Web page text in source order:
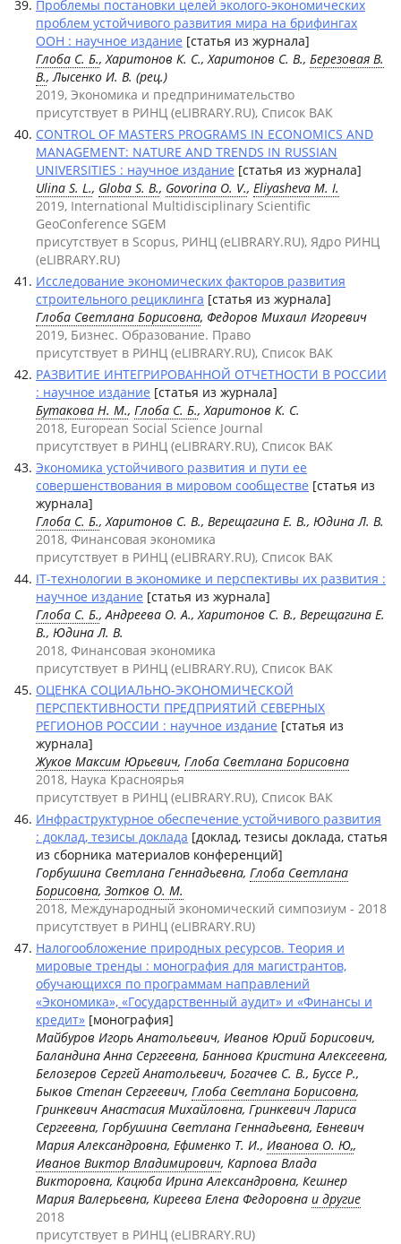
Проблемы постановки целей эколого-экономических
проблем устойчивого развития мира на брифингах
ООН : научное издание [статья из журнала]
Глоба С. Б., Харитонов К. С., Харитонов С. В., Березовая В.
В., Лысенко И. В. (рец.)
2019, Экономика и предпринимательство
присутствует в РИНЦ (eLIBRARY.RU), Список ВАК
CONTROL OF MASTERS PROGRAMS IN ECONOMICS AND
MANAGEMENT: NATURE AND TRENDS IN RUSSIAN
UNIVERSITIES : научное издание [статья из журнала]
Ulina S. L., Globa S. B., Govorina O. V., Eliyasheva M. I.
2019, International Multidisciplinary Scientific
GeoConference SGEM
присутствует в Scopus, РИНЦ (eLIBRARY.RU), Ядро РИНЦ
(eLIBRARY.RU)
Исследование экономических факторов развития
строительного рециклинга [статья из журнала]
Глоба Светлана Борисовна, Федоров Михаил Игоревич
2019, Бизнес. Образование. Право
присутствует в РИНЦ (eLIBRARY.RU), Список ВАК
РАЗВИТИЕ ИНТЕГРИРОВАННОЙ ОТЧЕТНОСТИ В РОССИИ
: научное издание [статья из журнала]
Бутакова Н. М., Глоба С. Б., Харитонов К. С.
2018, European Social Science Journal
присутствует в РИНЦ (eLIBRARY.RU), Список ВАК
Экономика устойчивого развития и пути ее
совершенствования в мировом сообществе [статья из
журнала]
Глоба С. Б., Харитонов С. В., Верещагина Е. В., Юдина Л. В.
2018, Финансовая экономика
присутствует в РИНЦ (eLIBRARY.RU), Список ВАК
IT-технологии в экономике и перспективы их развития :
научное издание [статья из журнала]
Глоба С. Б., Андреева О. А., Харитонов С. В., Верещагина Е.
В., Юдина Л. В.
2018, Финансовая экономика
присутствует в РИНЦ (eLIBRARY.RU), Список ВАК
ОЦЕНКА СОЦИАЛЬНО-ЭКОНОМИЧЕСКОЙ
ПЕРСПЕКТИВНОСТИ ПРЕДПРИЯТИЙ СЕВЕРНЫХ
РЕГИОНОВ РОССИИ : научное издание [статья из
журнала]
Жуков Максим Юрьевич, Глоба Светлана Борисовна
2018, Наука Красноярья
присутствует в РИНЦ (eLIBRARY.RU), Список ВАК
Инфраструктурное обеспечение устойчивого развития
: доклад, тезисы доклада [доклад, тезисы доклада, статья
из сборника материалов конференций]
Горбушина Светлана Геннадьевна, Глоба Светлана
Борисовна, Зотков О. М.
2018, Международный экономический симпозиум - 2018
присутствует в РИНЦ (eLIBRARY.RU)
Налогообложение природных ресурсов. Теория и
мировые тренды : монография для магистрантов,
обучающихся по программам направлений
«Экономика», «Государственный аудит» и «Финансы и
кредит» [монография]
Майбуров Игорь Анатольевич, Иванов Юрий Борисович,
Баландина Анна Сергеевна, Баннова Кристина Алексеевна,
Белозеров Сергей Анатольевич, Богачев С. В., Буссе Р.,
Быков Степан Сергеевич, Глоба Светлана Борисовна,
Гринкевич Анастасия Михайловна, Гринкевич Лариса
Сергеевна, Горбушина Светлана Геннадьевна, Евневич
Мария Александровна, Ефименко Т. И., Иванова О. Ю,,
Иванов Виктор Владимирович, Карпова Влада
Викторовна, Кацюба Ирина Александровна, Кешнер
Мария Валерьевна, Киреева Елена Федоровна и другие
2018
присутствует в РИНЦ (eLIBRARY.RU)